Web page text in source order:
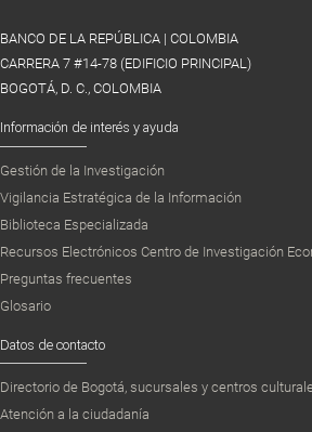
BANCO DE LA REPÚBLICA | COLOMBIA
CARRERA 7 #14-78 (EDIFICIO PRINCIPAL)
BOGOTÁ, D. C., COLOMBIA
Información de interés y ayuda
Gestión de la Investigación
Vigilancia Estratégica de la Información
Biblioteca Especializada
Recursos Electrónicos Centro de Investigación
Preguntas frecuentes
Glosario
Datos de contacto
Directorio de Bogotá, sucursales y centros
Atención a la ciudadanía